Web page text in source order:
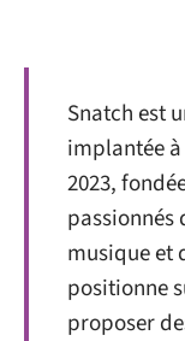
Snatch est
implantée
2023,
passionnés
musique et
positionne
proposer